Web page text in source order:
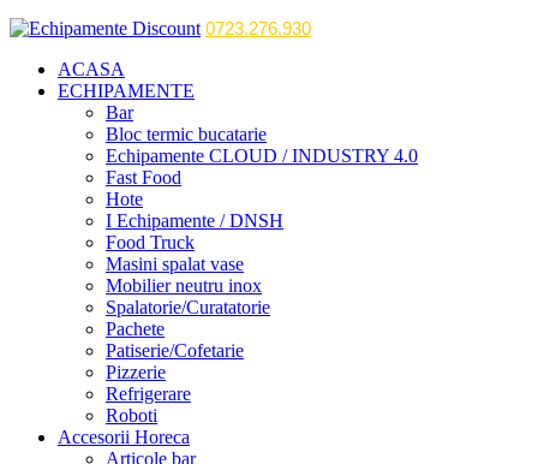
0723.276.930
ACASA
ECHIPAMENTE
Bar
Bloc termic bucatarie
Echipamente CLOUD / INDUSTRY 4.0
Fast Food
Hote
I Echipamente / DNSH
Food Truck
Masini spalat vase
Mobilier neutru inox
Spalatorie/Curatatorie
Pachete
Patiserie/Cofetarie
Pizzerie
Refrigerare
Roboti
Accesorii Horeca
Articole bar